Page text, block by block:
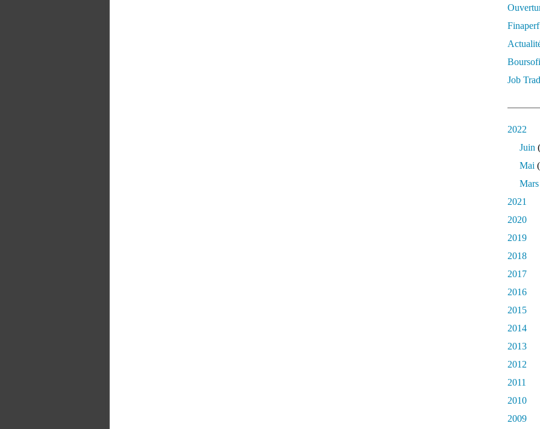
Finaperf
Job
2022
Juin
Mai
Mars
2021
2020
2019
2018
2017
2016
2015
2014
2013
2012
2011
2010
2009